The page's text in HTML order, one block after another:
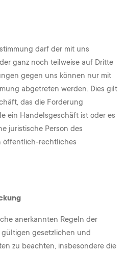
darf der mit uns
ganz noch teilweise auf Dritte
gegen uns können nur mit
abgetreten werden. Dies gilt
das die Forderung
ein Handelsgeschäft ist oder es
juristische Person des
öffentlich-rechtliches
anerkannten Regeln der
gesetzlichen und
zu beachten, insbesondere die